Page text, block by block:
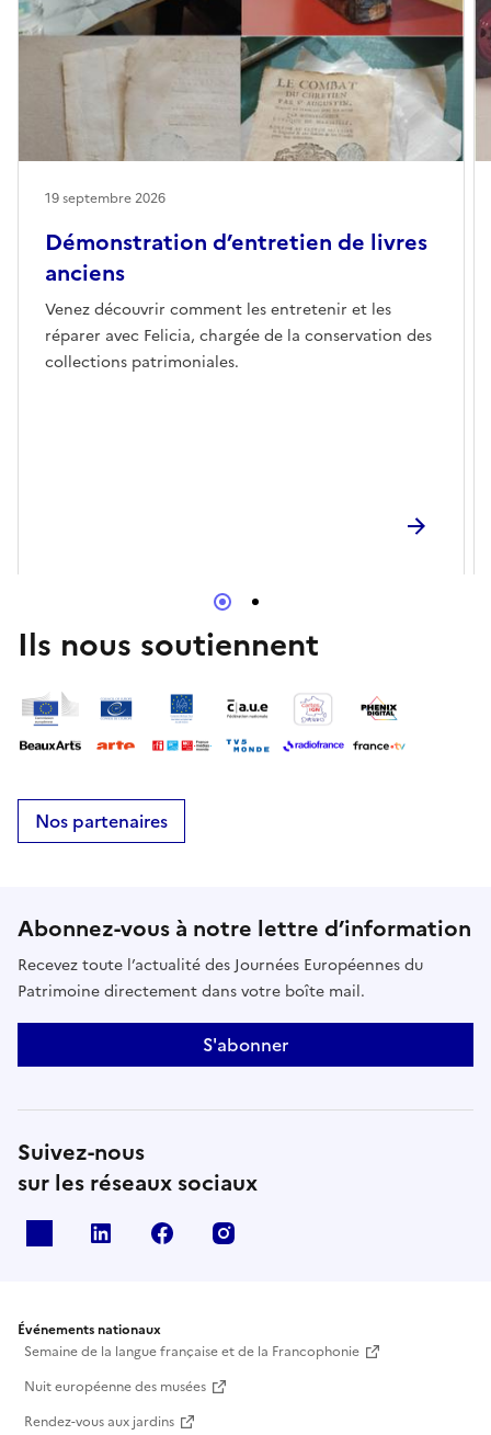
Démonstration d’entretien de livres
anciens
Venez découvrir comment les entretenir et les
réparer avec Felicia, chargée de la conservation des
collections patrimoniales.
19 septembre 2026
Ils nous soutiennent
Nos partenaires
Abonnez-vous à notre lettre d’information
Recevez toute l’actualité des Journées Européennes du
Patrimoine directement dans votre boîte mail.
S'abonner
Suivez-nous
sur les réseaux sociaux
Linkedin Facebook
Événements nationaux
Semaine de la langue française et de la Francophonie
Nuit européenne des musées
Rendez-vous aux jardins